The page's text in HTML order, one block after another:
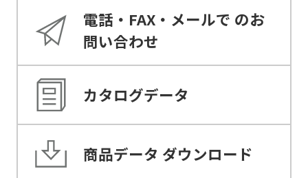
電話・FAX・メールで のお
問い合わせ
カタログデータ
商品データ ダウンロード